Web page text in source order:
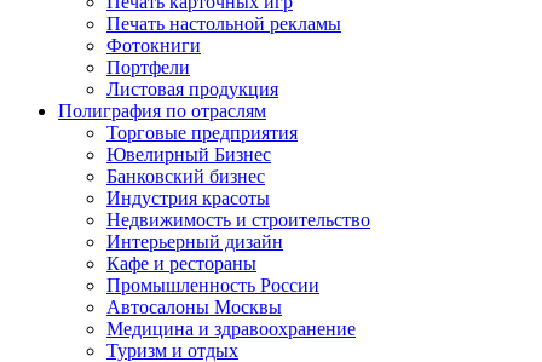
Печать настольной рекламы
Фотокниги
Портфели
Листовая продукция
Полиграфия по отраслям
Торговые предприятия
Ювелирный Бизнес
Банковский бизнес
Индустрия красоты
Недвижимость и строительство
Интерьерный дизайн
Кафе и рестораны
Промышленность России
Автосалоны Москвы
Медицина и здравоохранение
Туризм и отдых